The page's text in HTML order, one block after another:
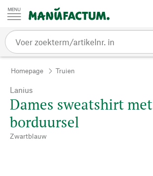
Passer au contenu
Homepage Truien
Lanius
Dames sweatshirt met
borduursel
Zwartblauw